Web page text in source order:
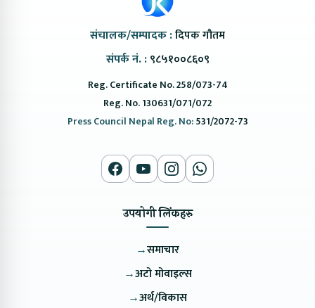
संचालक/सम्पादक :दिपक गौतम
संपर्क नं. : ९८५१००८६०९
Reg. Certificate No. 258/073-74
Reg. No. 130631/071/072
Press Council Nepal Reg. No:531/2072-73
उपयोगी लिंकहरु
→समाचार
→अटो मोवाइल्स
→अर्थ/विकास